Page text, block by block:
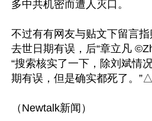
多中共机密而遭人灭口。
不过有有网友与贴文下留言
去世日期有误，后“章立凡
“搜索核实了一下，除刘斌情
期有误，但是确实都死了。”△